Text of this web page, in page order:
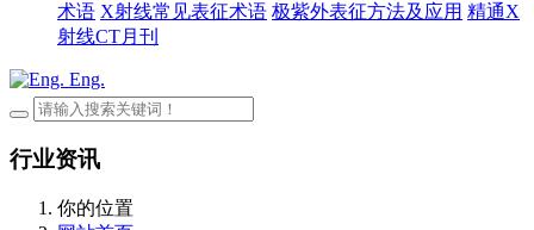
术语 X射线常见表征术语 极紫外表征方法及应用 精通X
射线CT月刊
Eng.
行业资讯
你的位置